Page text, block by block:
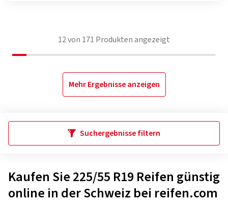
12von 171 Produkten angezeigt
Mehr Ergebnisse anzeigen
Suchergebnisse filtern
Kaufen Sie 225/55 R19 Reifen günstig
online in der Schweiz bei reifen.com